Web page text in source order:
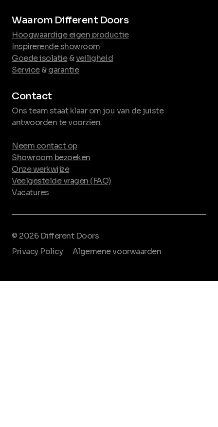
Waarom Different Doors
Hoogwaardige eigen productie
Inspirerende showroom
Goede isolatie&veiligheid
Service&garantie
Contact
Ons team staat klaar om jou van de juiste
antwoorden te voorzien.
Neem contact op
Showroom bezoeken
Onze werkwijze
Veelgestelde vragen (FAQ)
Vacatures
© 2026 Different Doors
Privacy Policy
Algemene voorwaarden